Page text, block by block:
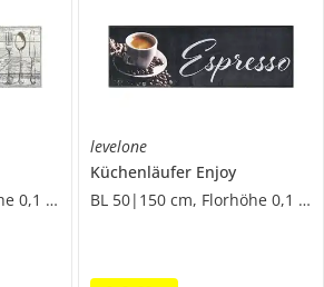
BL 50|150 cm, Florhöhe 0,1 cm
levelone
Küchenläufer Enjoy
BL 50|150 cm, Florhöhe 0,1 cm